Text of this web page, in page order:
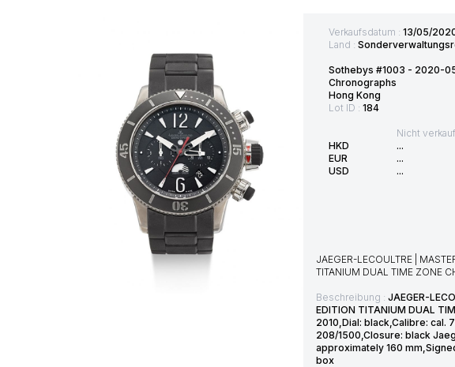
Verkaufsdatum : 13/05/
Land :
Sothebys #1003 - 2020-
Chronographs
Hong Kong
Lot ID : 184
HKD
EUR
USD
Nicht
...
...
...
JAEGER-LECOULTRE |
TITANIUM DUAL TIME ZONE
Beschreibung : JAEGER-
EDITION TITANIUM DUAL
2010,Dial: black,Calibre: cal.
208/1500,Closure: black
approximately 160
box